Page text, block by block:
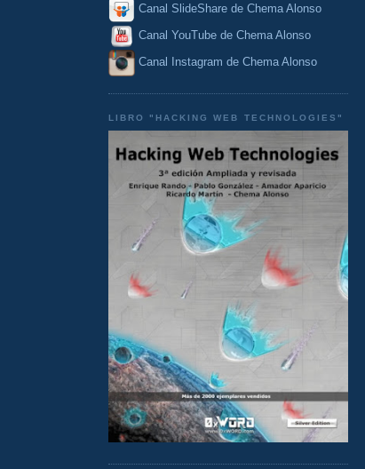
Canal SlideShare de Chema Alonso
Canal YouTube de Chema Alonso
Canal Instagram de Chema Alonso
LIBRO "HACKING WEB TECHNOLOGIES"